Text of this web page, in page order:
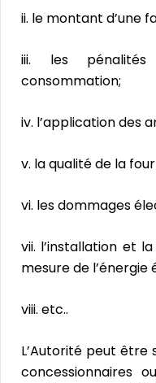
ii. le montant d’une
iii. les
consommation;
iv. l’application des
v. la qualité de la
vi. les dommages
vii. l’installation et
mesure de l’énergie
viii. etc..
L’Autorité peut être
concessionnaires